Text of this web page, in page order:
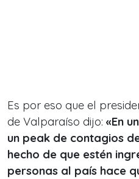
Es por eso que el
de Valparaíso dijo: «En
un peak de contagios
hecho de que estén
personas al país hace